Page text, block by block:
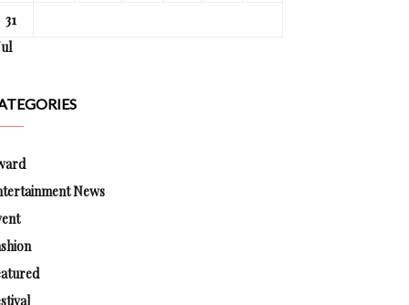
31
News